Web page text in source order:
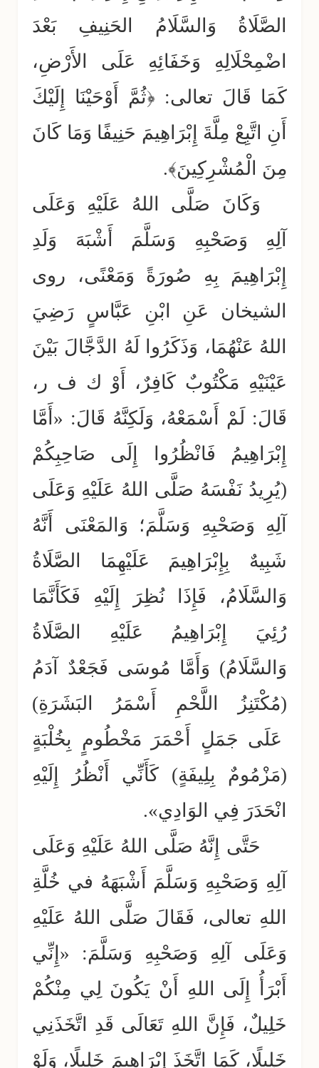
الصَّلَاةُ وَالسَّلَامُ الحَنِيفِ بَعْدَ
اضْمِحْلَالِهِ وَخَفَائِهِ عَلَى الأَرْضِ،
كَمَا قَالَ تعالى: ﴿ثُمَّ أَوْحَيْنَا إِلَيْكَ
أَنِ اتَّبِعْ مِلَّةَ إِبْرَاهِيمَ حَنِيفًا وَمَا كَانَ
مِنَ الْمُشْرِكِينَ﴾.
وَكَانَ صَلَّى اللهُ عَلَيْهِ وَعَلَى
آلِهِ وَصَحْبِهِ وَسَلَّمَ أَشْبَهَ وَلَدِ
إِبْرَاهِيمَ بِهِ صُورَةً وَمَعْنًى، روى
الشيخان عَنِ ابْنِ عَبَّاسٍ رَضِيَ
اللهُ عَنْهُمَا، وَذَكَرُوا لَهُ الدَّجَّالَ بَيْنَ
عَيْنَيْهِ مَكْتُوبٌ كَافِرٌ، أَوْ ك ف ر،
قَالَ: لَمْ أَسْمَعْهُ، وَلَكِنَّهُ قَالَ: «أَمَّا
إِبْرَاهِيمُ فَانْظُرُوا إِلَى صَاحِبِكُمْ
(يُرِيدُ نَفْسَهُ صَلَّى اللهُ عَلَيْهِ وَعَلَى
آلِهِ وَصَحْبِهِ وَسَلَّمَ؛ وَالمَعْنَى أَنَّهُ
شَبِيهٌ بِإِبْرَاهِيمَ عَلَيْهِمَا الصَّلَاةُ
وَالسَّلَامُ، فَإِذَا نُظِرَ إِلَيْهِ فَكَأَنَّمَا
رُئِيَ إِبْرَاهِيمُ عَلَيْهِ الصَّلَاةُ
وَالسَّلَامُ) وَأَمَّا مُوسَى فَجَعْدٌ آدَمُ
(مُكْتَنِزُ اللَّحْمِ أَسْمَرُ البَشَرَةِ)
عَلَى جَمَلٍ أَحْمَرَ مَخْطُومٍ بِخُلْبَةٍ
(مَزْمُومٌ بِلِيفَةٍ) كَأَنِّي أَنْظُرُ إِلَيْهِ
انْحَدَرَ فِي الوَادِي».
حَتَّى إِنَّهُ صَلَّى اللهُ عَلَيْهِ وَعَلَى
آلِهِ وَصَحْبِهِ وَسَلَّمَ أَشْبَهَهُ في خُلَّةِ
اللهِ تعالى، فَقَالَ صَلَّى اللهُ عَلَيْهِ
وَعَلَى آلِهِ وَصَحْبِهِ وَسَلَّمَ: «إِنِّي
أَبْرَأُ إِلَى اللهِ أَنْ يَكُونَ لِي مِنْكُمْ
خَلِيلٌ، فَإِنَّ اللهِ تَعَالَى قَدِ اتَّخَذَنِي
خَلِيلًا، كَمَا اتَّخَذَ إِبْرَاهِيمَ خَلِيلًا، وَلَوْ